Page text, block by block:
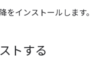
をインストールします。
トする